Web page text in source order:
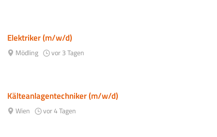
Elektriker (m/w/d)
Mödling vor 3 Tagen
Kälteanlagentechniker (m/w/d)
Wien vor 4 Tagen